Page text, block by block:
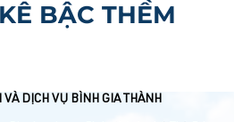
BẬC THỀM
DỊCH VỤ BÌNH GIA THÀNH